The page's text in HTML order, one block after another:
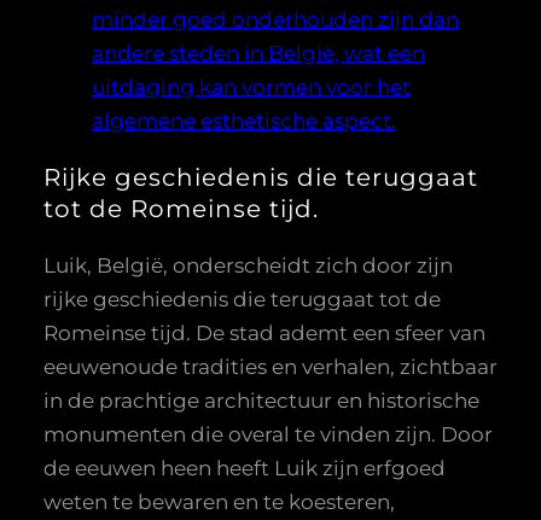
minder goed onderhouden zijn dan
andere steden in België, wat een
uitdaging kan vormen voor het
algemene esthetische aspect.
Rijke geschiedenis die teruggaat
tot de Romeinse tijd.
Luik, België, onderscheidt zich door zijn
rijke geschiedenis die teruggaat tot de
Romeinse tijd. De stad ademt een sfeer van
eeuwenoude tradities en verhalen, zichtbaar
in de prachtige architectuur en historische
monumenten die overal te vinden zijn. Door
de eeuwen heen heeft Luik zijn erfgoed
weten te bewaren en te koesteren,